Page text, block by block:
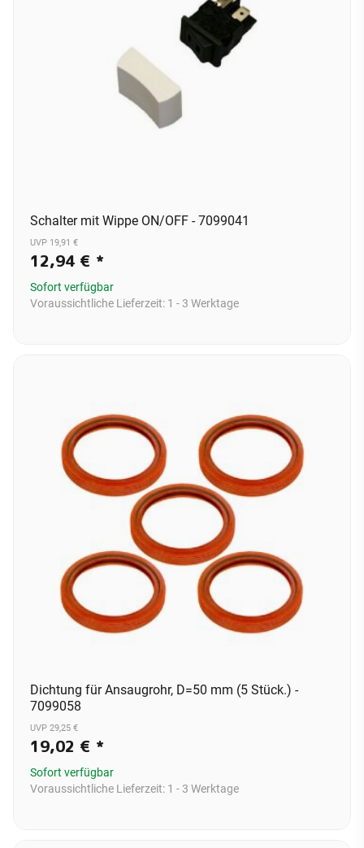
Schalter mit Wippe ON/OFF - 7099041
UVP 19,91 €
12,94 € *
Sofort verfügbar
Voraussichtliche Lieferzeit: 1 - 3 Werktage
Dichtung für Ansaugrohr, D=50 mm (5 Stück.) -
7099058
UVP 29,25 €
19,02 € *
Sofort verfügbar
Voraussichtliche Lieferzeit: 1 - 3 Werktage